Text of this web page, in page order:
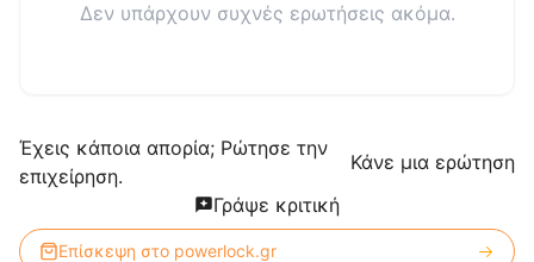
Δεν υπάρχουν συχνές ερωτήσεις ακόμα.
Έχεις κάποια απορία; Ρώτησε την
επιχείρηση.
Κάνε μια ερώτηση
Γράψε κριτική
Επίσκεψη στο powerlock.gr